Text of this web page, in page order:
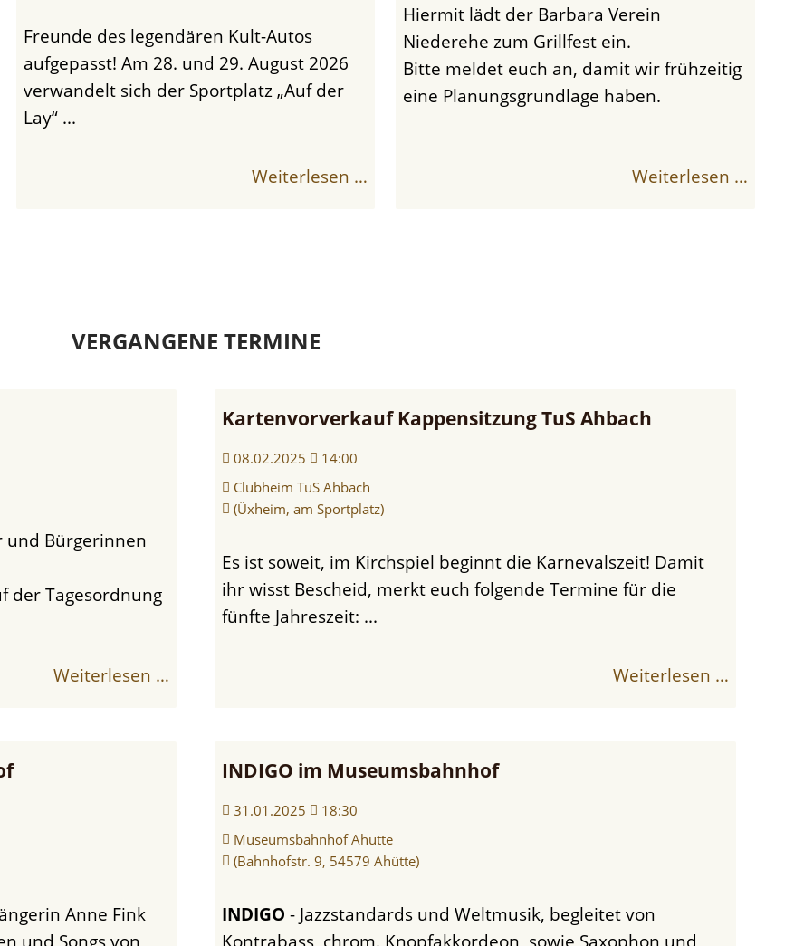
Freunde des legendären Kult-Autos
aufgepasst! Am 28. und 29. August 2026
verwandelt sich der Sportplatz „Auf der
Lay“ ...
Weiterlesen …
Hiermit lädt der Barbara Verein
Niederehe zum Grillfest ein.
Bitte meldet euch an, damit wir frühzeitig
eine Planungsgrundlage haben.
Weiterlesen …
VERGANGENE TERMINE
der Tagesordnung
Weiterlesen …
Kartenvorverkauf Kappensitzung TuS Ahbach
08.02.2025
14:00
Clubheim TuS Ahbach
(Üxheim, am Sportplatz)
Es ist soweit, im Kirchspiel beginnt die Karnevalszeit! Damit
ihr wisst Bescheid, merkt euch folgende Termine für die
fünfte Jahreszeit: ...
Weiterlesen …
Anne Fink
und Songs von
INDIGO im Museumsbahnhof
31.01.2025
18:30
Museumsbahnhof Ahütte
(Bahnhofstr. 9, 54579 Ahütte)
INDIGO - Jazzstandards und Weltmusik, begleitet von
Kontrabass, chrom. Knopfakkordeon, sowie Saxophon und